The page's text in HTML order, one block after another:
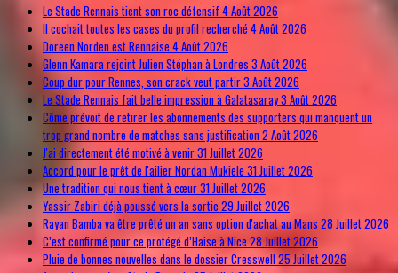
Le Stade Rennais tient son roc défensif 4 Août 2026
Il cochait toutes les cases du profil recherché 4 Août 2026
Doreen Norden est Rennaise 4 Août 2026
Glenn Kamara rejoint Julien Stéphan à Londres 3 Août 2026
Coup dur pour Rennes, son crack veut partir3 Août 2026
Le Stade Rennais fait belle impression à Galatasaray3 Août 2026
Côme prévoit de retirer les abonnements des supporters qui manquent un
trop grand nombre de matches sans justification2 Août 2026
J'ai directement été motivé à venir31 Juillet 2026
Accord pour le prêt de l'ailier Nordan Mukiele 31 Juillet 2026
Une tradition qui nous tient à cœur31 Juillet 2026
Yassir Zabiri déjà poussé vers la sortie29 Juillet 2026
Rayan Bamba va être prêté un an sans option d'achat au Mans 28 Juillet 2026
C’est confirmé pour ce protégé d’Haise à Nice28 Juillet 2026
Pluie de bonnes nouvelles dans le dossier Cresswell25 Juillet 2026